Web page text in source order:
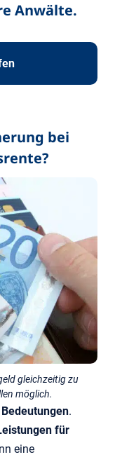
Anwälte.
bei
gleichzeitig zu
möglich.
.
für
eine